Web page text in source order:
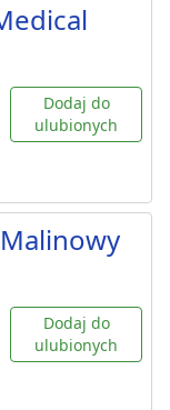
Dodaj do
ulubionych
Dodaj do
ulubionych